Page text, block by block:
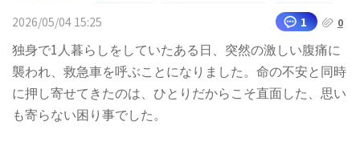
2026/05/04 15:25
1 0
独身で1人暮らしをしていたある日、突然の激しい腹痛に
襲われ、救急車を呼ぶことになりました。命の不安と同時
に押し寄せてきたのは、ひとりだからこそ直面した、思い
も寄らない困り事でした。